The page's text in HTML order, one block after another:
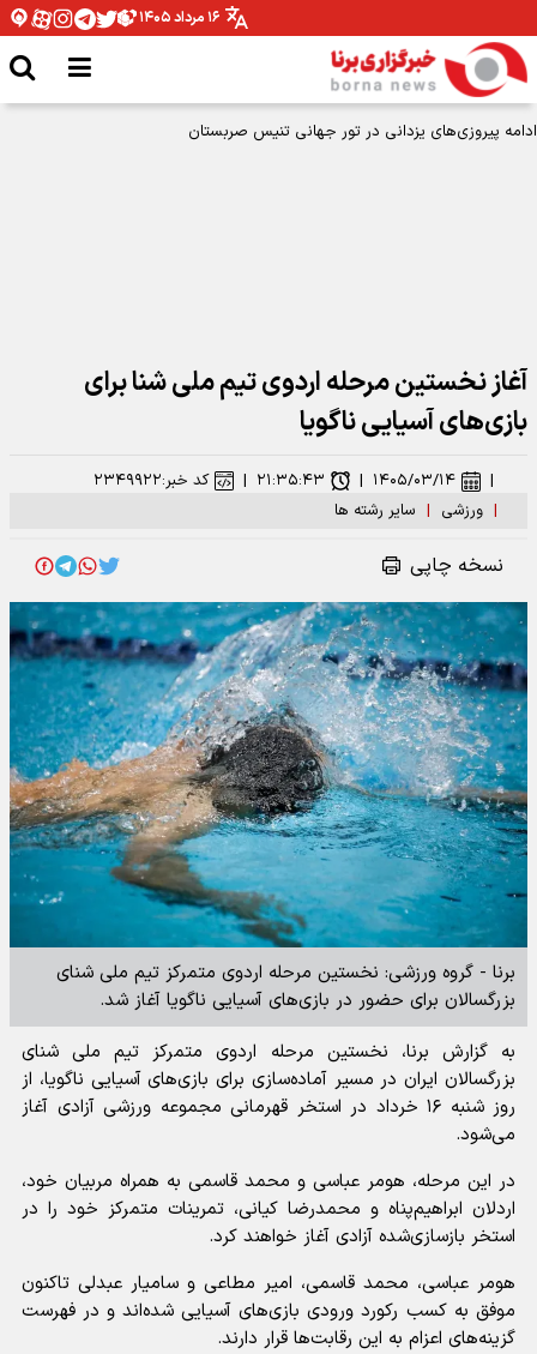
۱۶ مرداد ۱۴۰۵
ادامه پیروزی‌های یزدانی در تور جهانی تنیس صربستان
آغاز نخستین مرحله اردوی تیم ملی شنا برای
بازی‌های آسیایی ناگویا
| ورزشی | سایر رشته ها
| ۱۴۰۵/۰۳/۱۴ | ۲۱:۳۵:۴۳ | کد خبر:۲۳۴۹۹۲۲
نسخه چاپی
برنا - گروه ورزشی: نخستین مرحله اردوی متمرکز تیم ملی شنای
بزرگسالان برای حضور در بازی‌های آسیایی ناگویا آغاز شد‌.
به گزارش برنا، نخستین مرحله اردوی متمرکز تیم ملی شنای
بزرگسالان ایران در مسیر آماده‌سازی برای بازی‌های آسیایی ناگویا، از
روز شنبه ۱۶ خرداد در استخر قهرمانی مجموعه ورزشی آزادی آغاز
می‌شود.
در این مرحله، هومر عباسی و محمد قاسمی به همراه مربیان خود،
اردلان ابراهیم‌پناه و محمدرضا کیانی، تمرینات متمرکز خود را در
استخر بازسازی‌شده آزادی آغاز خواهند کرد.
هومر عباسی، محمد قاسمی، امیر مطاعی و سامیار عبدلی تاکنون
موفق به کسب رکورد ورودی بازی‌های آسیایی شده‌اند و در فهرست
گزینه‌های اعزام به این رقابت‌ها قرار دارند.